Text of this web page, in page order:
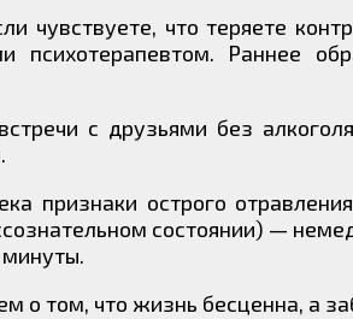
чувствуете, что теряете
психотерапевтом. Раннее
с друзьями без
признаки острого
состоянии) —
минуты.
о том, что жизнь бесценна, а